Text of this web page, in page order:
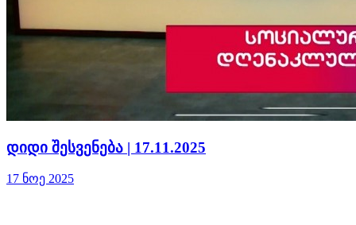
დიდი შესვენება | 17.11.2025
17 ნოე 2025